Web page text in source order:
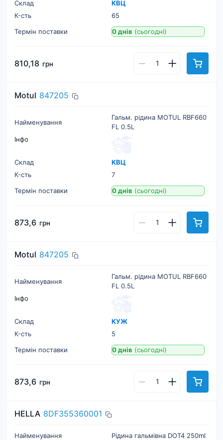
Склад
КВЦ
К-cть
65
Термін поставки
0 днів (сьогодні)
810,18 грн
Motul 847205
Найменування
Гальм. рідина MOTUL RBF660
FL 0.5L
Інфо
Склад
КВЦ
К-cть
7
Термін поставки
0 днів (сьогодні)
873,6 грн
Motul 847205
Найменування
Гальм. рідина MOTUL RBF660
FL 0.5L
Інфо
Склад
КУЖ
К-cть
5
Термін поставки
0 днів (сьогодні)
873,6 грн
HELLA 8DF355360001
Найменування
Рідина гальмівна DOT4 250ml